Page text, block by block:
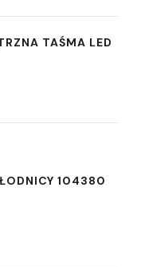
TAŚMA LED
104380